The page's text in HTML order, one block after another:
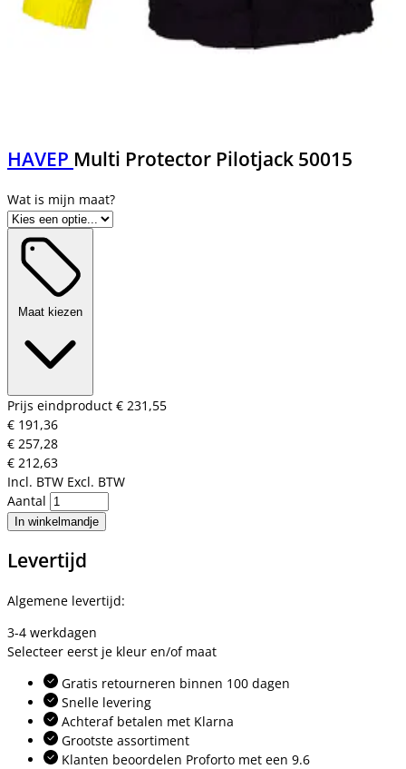
HAVEP Multi Protector Pilotjack 50015
Maat kiezen
Prijs eindproduct € 231,55
€ 191,36
€ 257,28
€ 212,63
Incl. BTW Excl. BTW
Aantal
In winkelmandje
Levertijd
Algemene levertijd:
3-4 werkdagen
Selecteer eerst je kleur en/of maat
Gratis retourneren binnen 100 dagen
Snelle levering
Achteraf betalen met Klarna
Grootste assortiment
Klanten beoordelen Proforto met een 9.6